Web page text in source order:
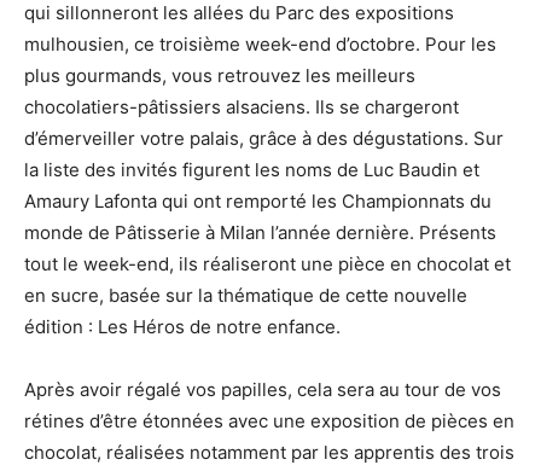
qui sillonneront les allées du Parc des expositions
mulhousien, ce troisième week-end d’octobre. Pour les
plus gourmands, vous retrouvez les meilleurs
chocolatiers-pâtissiers alsaciens. Ils se chargeront
d’émerveiller votre palais, grâce à des dégustations. Sur
la liste des invités figurent les noms de Luc Baudin et
Amaury Lafonta qui ont remporté les Championnats du
monde de Pâtisserie à Milan l’année dernière. Présents
tout le week-end, ils réaliseront une pièce en chocolat et
en sucre, basée sur la thématique de cette nouvelle
édition : Les Héros de notre enfance.
Après avoir régalé vos papilles, cela sera au tour de vos
rétines d’être étonnées avec une exposition de pièces en
chocolat, réalisées notamment par les apprentis des trois